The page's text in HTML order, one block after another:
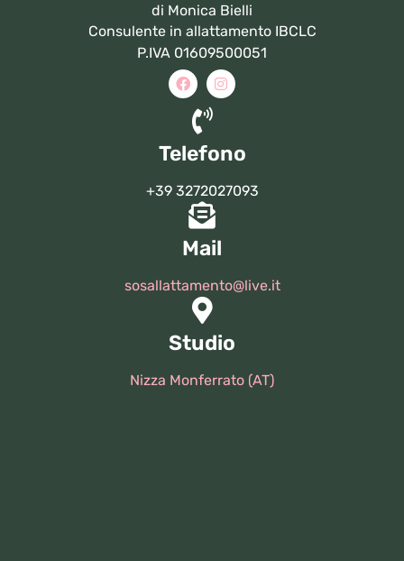
di Monica Bielli
Consulente in allattamento IBCLC
P.IVA 01609500051
Telefono
+39 3272027093
Mail
sosallattamento@live.it
Studio
Nizza Monferrato (AT)